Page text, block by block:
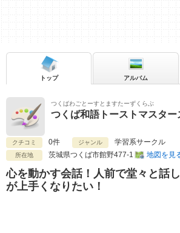
つくばわごとーすとますたーずくらぶ
つくば和語トーストマスター
クチコミ 0件 ジャンル 学習系サークル
所在地 茨城県つくば市館野477‐1 地図を見
トップ アルバム
心を動かす会話！人前で堂々と話
が上手くなりたい！